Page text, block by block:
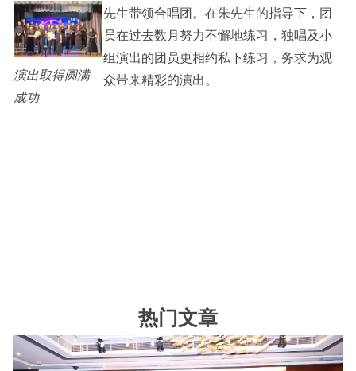
演出取得圆满
成功
先生带领合唱团。在朱先生的指导下，团
员在过去数月努力不懈地练习，独唱及小
组演出的团员更相约私下练习，务求为观
众带来精彩的演出。
热门文章